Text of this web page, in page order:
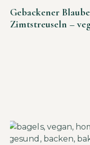
Gebackener
Zimtstreuseln –